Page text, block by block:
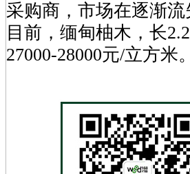
采购商，市场在逐渐流
目前，缅甸柚木，长
27000-28000元/立方米